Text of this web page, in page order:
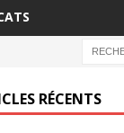
RÉCENTS